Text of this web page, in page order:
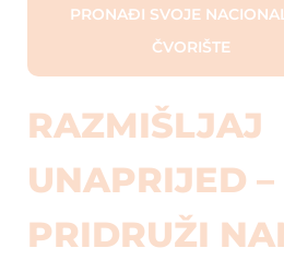
PRONAĐI SVOJE
ČVORIŠTE
RAZMIŠLJAJ
UNAPRIJED –
PRIDRUŽI